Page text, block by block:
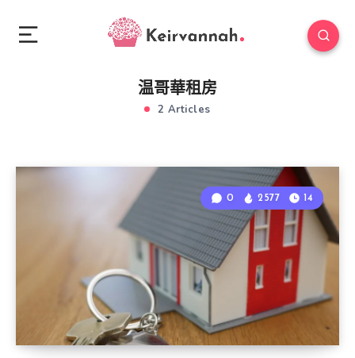
温哥華租房
2 Articles
0 2577 14